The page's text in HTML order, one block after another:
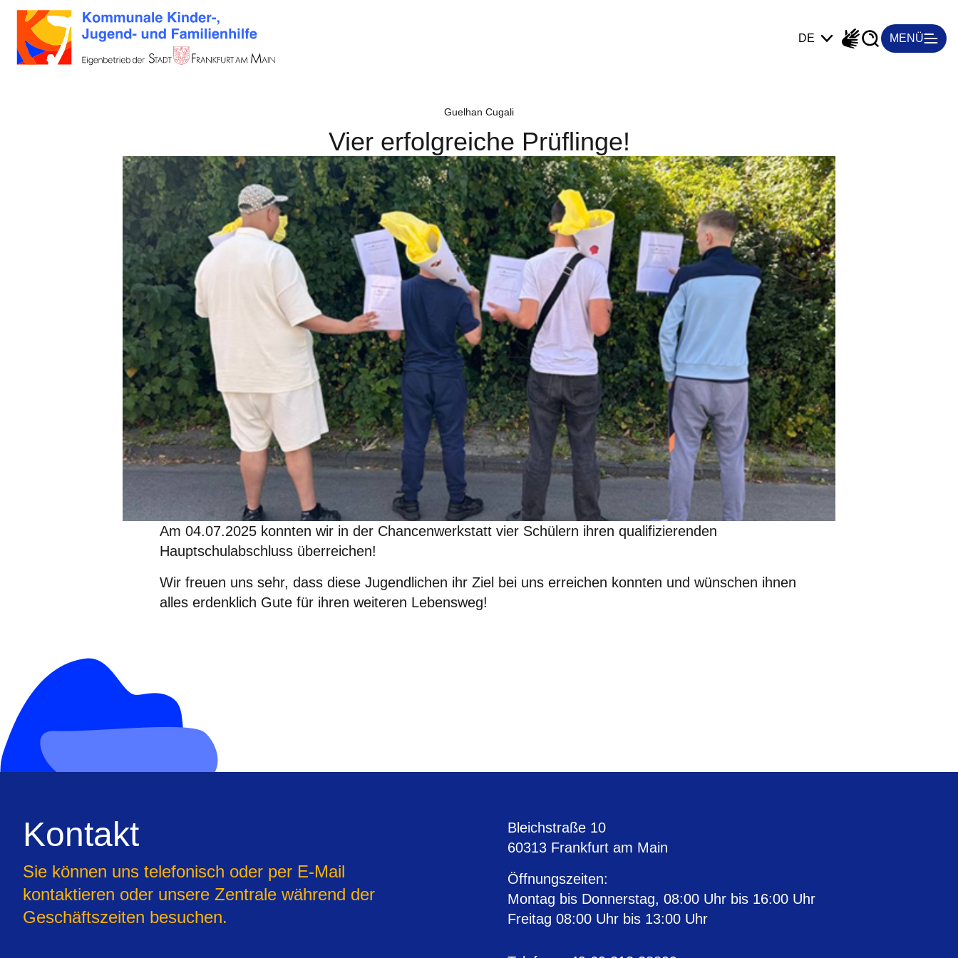
DE Barrierefreiheit
SucheMENÜ
Guelhan Cugali
Vier erfolgreiche Prüflinge!
Am 04.07.2025 konnten wir in der Chancenwerkstatt vier Schülern ihren qualifizierenden
Hauptschulabschluss überreichen!
Wir freuen uns sehr, dass diese Jugendlichen ihr Ziel bei uns erreichen konnten und wünschen ihnen
alles erdenklich Gute für ihren weiteren Lebensweg!
Kontakt
Sie können uns telefonisch oder per E-Mail
kontaktieren oder unsere Zentrale während der
Geschäftszeiten besuchen.
Bleichstraße 10
60313 Frankfurt am Main
Öffnungszeiten:
Montag bis Donnerstag, 08:00 Uhr bis 16:00 Uhr
Freitag 08:00 Uhr bis 13:00 Uhr